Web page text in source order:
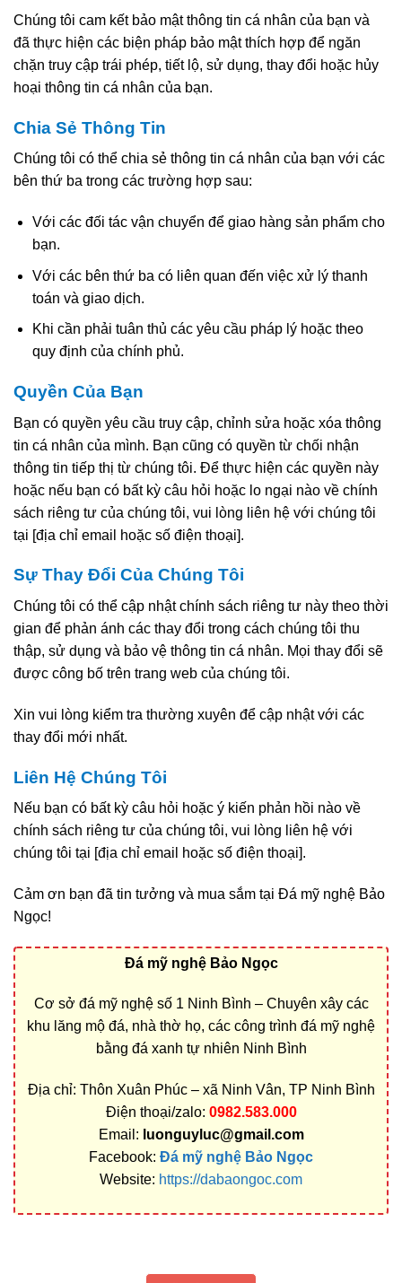
Chúng tôi cam kết bảo mật thông tin cá nhân của bạn và
đã thực hiện các biện pháp bảo mật thích hợp để ngăn
chặn truy cập trái phép, tiết lộ, sử dụng, thay đổi hoặc hủy
hoại thông tin cá nhân của bạn.
Chia Sẻ Thông Tin
Chúng tôi có thể chia sẻ thông tin cá nhân của bạn với các
bên thứ ba trong các trường hợp sau:
Với các đối tác vận chuyển để giao hàng sản phẩm cho
bạn.
Với các bên thứ ba có liên quan đến việc xử lý thanh
toán và giao dịch.
Khi cần phải tuân thủ các yêu cầu pháp lý hoặc theo
quy định của chính phủ.
Quyền Của Bạn
Bạn có quyền yêu cầu truy cập, chỉnh sửa hoặc xóa thông
tin cá nhân của mình. Bạn cũng có quyền từ chối nhận
thông tin tiếp thị từ chúng tôi. Để thực hiện các quyền này
hoặc nếu bạn có bất kỳ câu hỏi hoặc lo ngại nào về chính
sách riêng tư của chúng tôi, vui lòng liên hệ với chúng tôi
tại [địa chỉ email hoặc số điện thoại].
Sự Thay Đổi Của Chúng Tôi
Chúng tôi có thể cập nhật chính sách riêng tư này theo thời
gian để phản ánh các thay đổi trong cách chúng tôi thu
thập, sử dụng và bảo vệ thông tin cá nhân. Mọi thay đổi sẽ
được công bố trên trang web của chúng tôi.
Xin vui lòng kiểm tra thường xuyên để cập nhật với các
thay đổi mới nhất.
Liên Hệ Chúng Tôi
Nếu bạn có bất kỳ câu hỏi hoặc ý kiến phản hồi nào về
chính sách riêng tư của chúng tôi, vui lòng liên hệ với
chúng tôi tại [địa chỉ email hoặc số điện thoại].
Cảm ơn bạn đã tin tưởng và mua sắm tại Đá mỹ nghệ Bảo
Ngọc!
Đá mỹ nghệ Bảo Ngọc
Cơ sở đá mỹ nghệ số 1 Ninh Bình – Chuyên xây các
khu lăng mộ đá, nhà thờ họ, các công trình đá mỹ nghệ
bằng đá xanh tự nhiên Ninh Bình
Địa chỉ: Thôn Xuân Phúc – xã Ninh Vân, TP Ninh Bình
Điện thoại/zalo: 0982.583.000
Email: luonguyluc@gmail.com
Facebook: Đá mỹ nghệ Bảo Ngọc
Website: https://dabaongoc.com